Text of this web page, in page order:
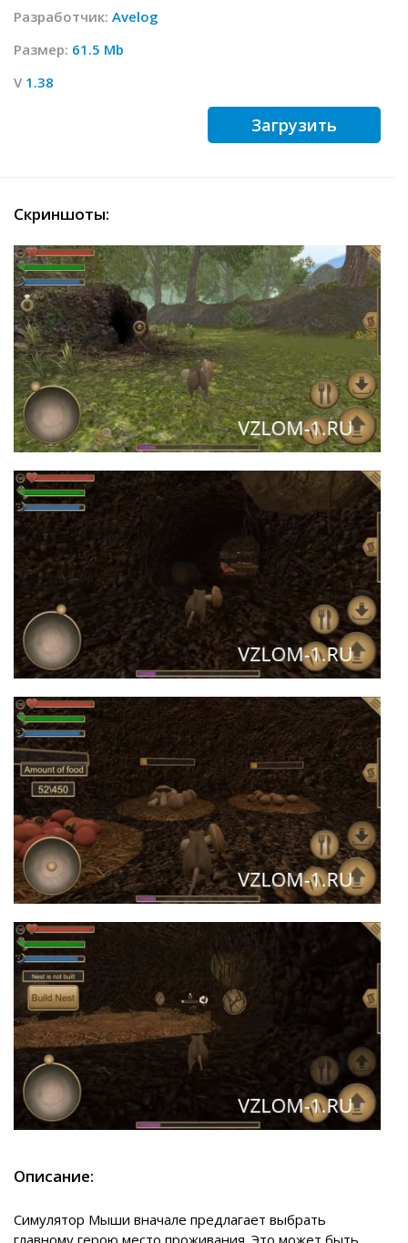
Разработчик: Avelog
Размер: 61.5 Mb
V 1.38
Загрузить
Скриншоты:
Описание:
Симулятор Мыши вначале предлагает выбрать
главному герою место проживания. Это может быть